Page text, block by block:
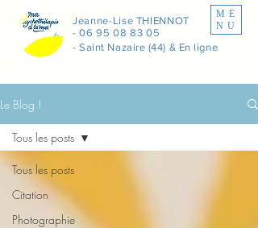
Jeanne-Lise THIENNOT
-06 95 08 83 05
- Saint Nazaire (44) & En ligne
ME
NU
Le Blog !
Tous les posts
Citation
Photographie
Tous les posts